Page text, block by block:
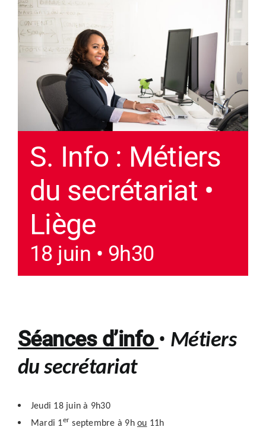
S. Info : Métiers
du secrétariat •
Liège
18 juin • 9h30
Séances d’info • Métiers
du secrétariat
Jeudi 18 juin à 9h30
Mardi 1er septembre à 9hou 11h